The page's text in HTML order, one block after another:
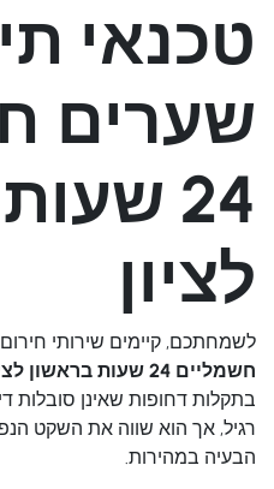
טכנאי
שערים
24
לציון
לשמחתכם, קיימים שירותי
חשמליים 24 שעות בראשון לציון
בתקלות דחופות שאינן סובלות
רגיל, אך הוא שווה את השקט
הבעיה במהירות.